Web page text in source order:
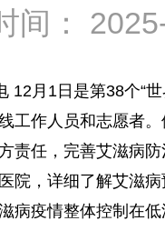
间：
月1日是第38个“世
工作人员和志愿者
责任，完善艾滋病
，详细了解艾滋病
病疫情整体控制在